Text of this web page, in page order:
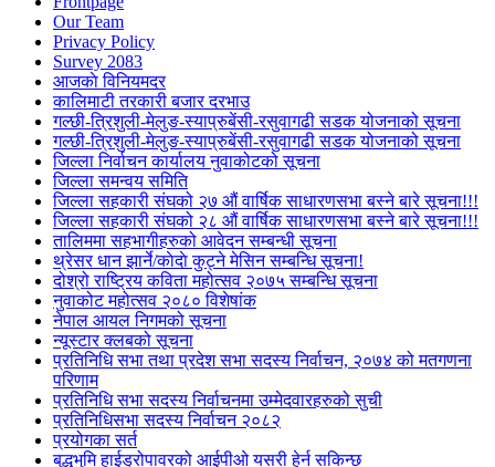
Our Team
Privacy Policy
Survey 2083
आजकाे विनियमदर
कालिमाटी तरकारी बजार दरभाउ
गल्छी-त्रिशुली-मेलुङ-स्याप्रुबेंसी-रसुवागढी सडक योजनाको सूचना
गल्छी-त्रिशुली-मेलुङ-स्याप्रुबेंसी-रसुवागढी सडक योजनाको सूचना
जिल्ला निर्वाचन कार्यालय नुवाकोटको सूचना
जिल्ला समन्वय समिति
जिल्ला सहकारी संघको २७ औं वार्षिक साधारणसभा बस्ने बारे सूचना!!!
जिल्ला सहकारी संघको २८ औं वार्षिक साधारणसभा बस्ने बारे सूचना!!!
तालिममा सहभागीहरुको आवेदन सम्बन्धी सूचना
थ्रेसर धान झार्ने/काेदाे कुट्ने मेसिन सम्बन्धि सूचना!
दोश्रो राष्ट्रिय कविता महोत्सव २०७५ सम्बन्धि सूचना
नुवाकोट महोत्सव २०८० विशेषांक
नेपाल आयल निगमको सूचना
न्यूस्टार क्लबको सूचना
प्रतिनिधि सभा तथा प्रदेश सभा सदस्य निर्वाचन, २०७४ को मतगणना
परिणाम
प्रतिनिधि सभा सदस्य निर्वाचनमा उम्मेदवारहरुको सुची
प्रतिनिधिसभा सदस्य निर्वाचन २०८२
प्रयोगका सर्त
बुद्धभुमि हाईड्रोपावरको आईपीओ यसरी हेर्न सकिन्छ